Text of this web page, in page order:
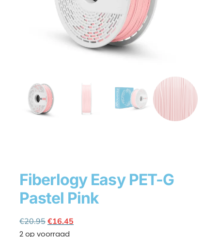
Fiberlogy Easy PET-G
Pastel Pink
€20.95 €16.45
2 op voorraad